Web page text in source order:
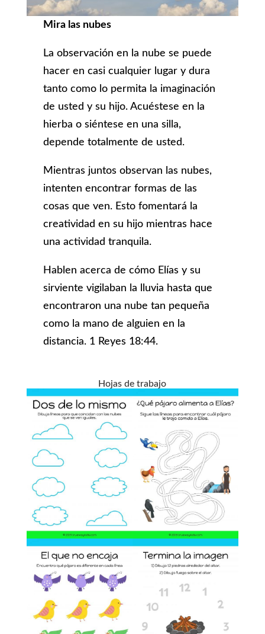
Mira las nubes
La observación en la nube se puede
hacer en casi cualquier lugar y dura
tanto como lo permita la imaginación
de usted y su hijo. Acuéstese en la
hierba o siéntese en una silla,
depende totalmente de usted.
Mientras juntos observan las nubes,
intenten encontrar formas de las
cosas que ven. Esto fomentará la
creatividad en su hijo mientras hace
una actividad tranquila.
Hablen acerca de cómo Elías y su
sirviente vigilaban la lluvia hasta que
encontraron una nube tan pequeña
como la mano de alguien en la
distancia. 1 Reyes 18:44.
Hojas de trabajo